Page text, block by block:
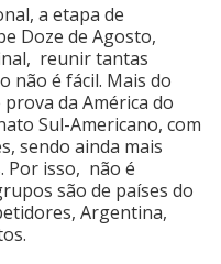
a etapa de
Doze de Agosto,
reunir tantas
não é fácil. Mais do
da América do
Sul-Americano, com
sendo ainda mais
Por isso, não é
são de países do
Argentina,